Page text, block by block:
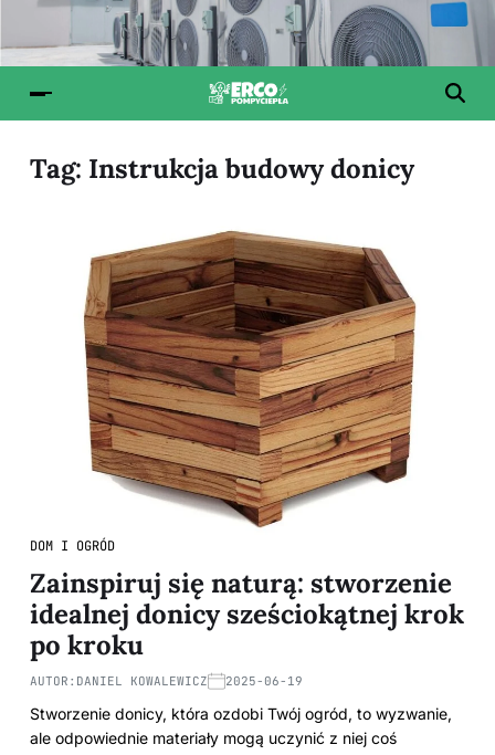
Tag: Instrukcja budowy donicy
DOM I OGRÓD
Zainspiruj się naturą: stworzenie
idealnej donicy sześciokątnej krok
po kroku
AUTOR: DANIEL KOWALEWICZ 2025-06-19
Stworzenie donicy, która ozdobi Twój ogród, to wyzwanie,
ale odpowiednie materiały mogą uczynić z niej coś